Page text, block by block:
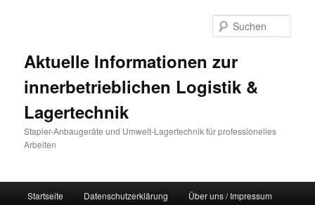
Aktuelle Informationen zur
innerbetrieblichen Logistik &
Lagertechnik
Stapler-Anbaugeräte und Umwelt-Lagertechnik für professionelles
Arbeiten
Zum Inhalt wechseln
Zum sekundären Inhalt wechseln
Startseite Datenschutzerklärung Über uns / Impressum